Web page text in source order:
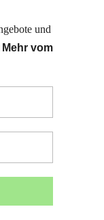
und
Mehr vom